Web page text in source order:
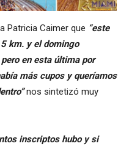
Patricia Caimer que “este
km. y el domingo
en esta última por
más cupos y queríamos
nos sintetizó muy
inscriptos hubo y si